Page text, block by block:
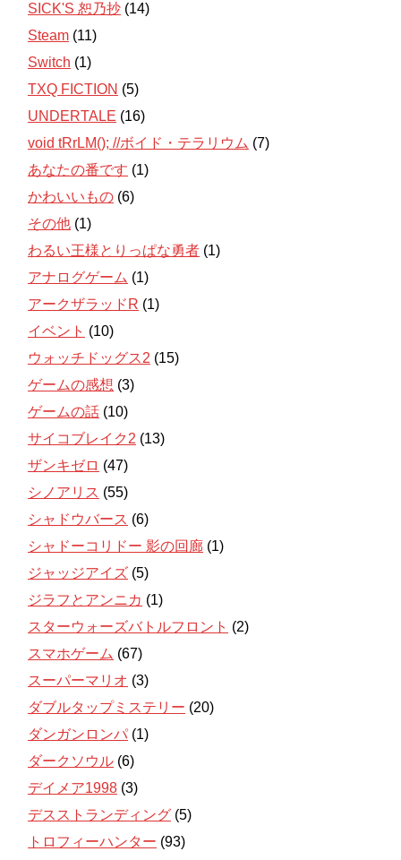
SICK'S 恕乃抄 (14)
Steam (11)
Switch (1)
TXQ FICTION (5)
UNDERTALE (16)
void tRrLM(); //ボイド・テラリウム (7)
あなたの番です (1)
かわいいもの (6)
その他 (1)
わるい王様とりっぱな勇者 (1)
アナログゲーム (1)
アークザラッドR (1)
イベント (10)
ウォッチドッグス2 (15)
ゲームの感想 (3)
ゲームの話 (10)
サイコブレイク2 (13)
ザンキゼロ (47)
シノアリス (55)
シャドウバース (6)
シャドーコリドー 影の回廊 (1)
ジャッジアイズ (5)
ジラフとアンニカ (1)
スターウォーズバトルフロント (2)
スマホゲーム (67)
スーパーマリオ (3)
ダブルタップミステリー (20)
ダンガンロンパ (1)
ダークソウル (6)
デイメア1998 (3)
デスストランディング (5)
トロフィーハンター (93)